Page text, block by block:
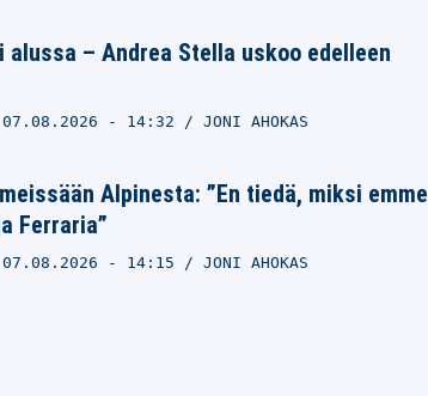
– Andrea Stella uskoo edelleen
07.08.2026 - 14:32 JONI AHOKAS
Alpinesta: ”En tiedä, miksi emme
Ferraria”
07.08.2026 - 14:15 JONI AHOKAS